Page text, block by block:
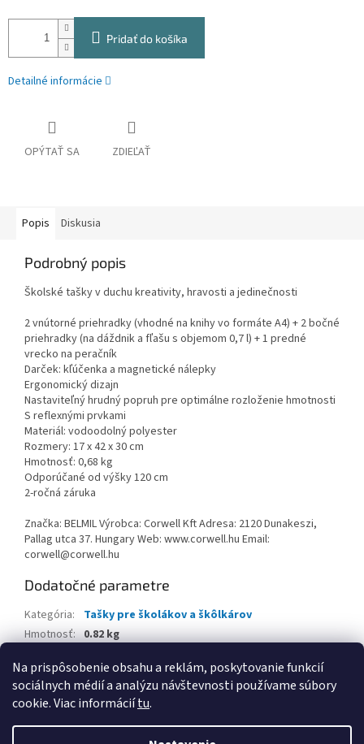
Na prispôsobenie obsahu a reklám, poskytovanie funkcií
sociálnych médií a analýzu návštevnosti používame súbory
cookie. Viac informáciítu.
Pridať do košíka
Detailné informácie
OPÝTAŤ SA ZDIEĽAŤ
Popis Diskusia
Podrobný popis
Školské tašky v duchu kreativity, hravosti a jedinečnosti
2 vnútorné priehradky (vhodné na knihy vo formáte A4) + 2 bočné
priehradky (na dáždnik a fľašu s objemom 0,7 l) + 1 predné
vrecko na peračník
Darček: kľúčenka a magnetické nálepky
Ergonomický dizajn
Nastaviteľný hrudný popruh pre optimálne rozloženie hmotnosti
S reflexnými prvkami
Materiál: vodoodolný polyester
Rozmery: 17 x 42 x 30 cm
Hmotnosť: 0,68 kg
Odporúčané od výšky 120 cm
2-ročná záruka
Značka: BELMIL Výrobca: Corwell Kft Adresa: 2120 Dunakeszi,
Pallag utca 37. Hungary Web: www.corwell.hu Email:
corwell@corwell.hu
Dodatočné parametre
Kategória:
Tašky pre školákov a škôlkárov
Hmotnosť: 0.82 kg